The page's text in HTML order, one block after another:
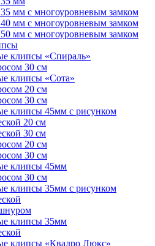
мм с многоуровневым замком
мм с многоуровневым замком
мм с многоуровневым замком
клипсы «Спираль»
30 см
клипсы «Сота»
20 см
30 см
клипсы 45мм с рисунком
20 см
30 см
20 см
30 см
клипсы 45мм
30 см
клипсы 35мм с рисунком
клипсы 35мм
клипсы «Квадро Люкс»